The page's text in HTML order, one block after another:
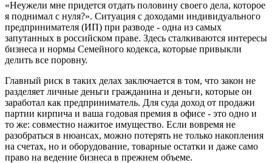
«Неужели мне придется отдать половину своего дела, которое
я поднимал с нуля?». Ситуация с доходами индивидуального
предпринимателя (ИП) при разводе - одна из самых
запутанных в российском праве. Здесь сталкиваются интересы
бизнеса и нормы Семейного кодекса, которые привыкли
делить все поровну.
Главный риск в таких делах заключается в том, что закон не
разделяет личные деньги гражданина и деньги, которые он
заработал как предприниматель. Для суда доход от продажи
партии кирпича и ваша годовая премия в офисе - это одно и
то же: совместно нажитое имущество. Если вовремя не
разобраться в нюансах, можно потерять не только накопления
на счетах, но и оборудование, товарные остатки и даже само
право на ведение бизнеса в прежнем объеме.